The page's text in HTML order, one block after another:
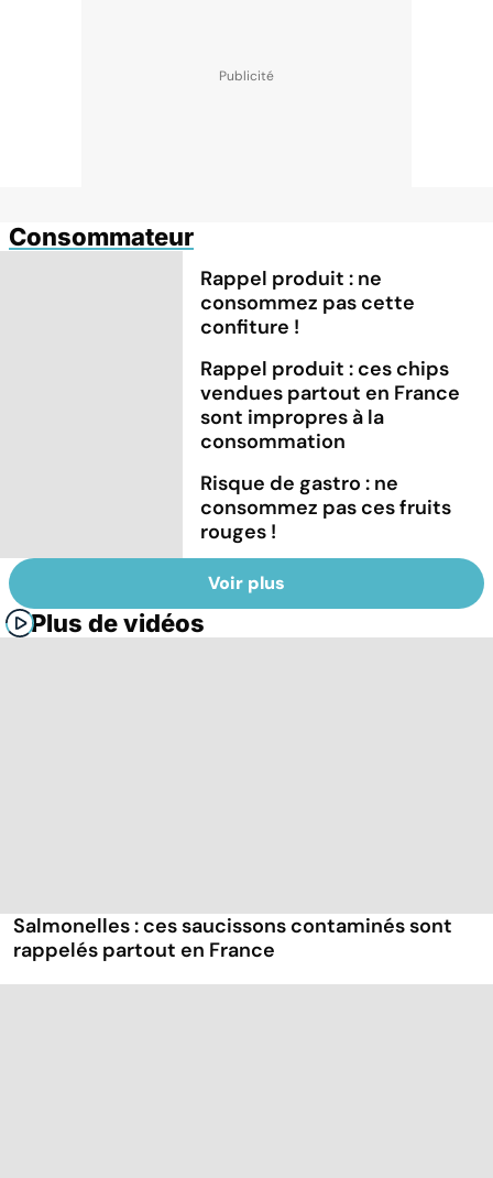
Consommateur
Rappel produit : ne
consommez pas cette
confiture !
Rappel produit : ces chips
vendues partout en France
sont impropres à la
consommation
Risque de gastro : ne
consommez pas ces fruits
rouges !
Voir plus
Plus de vidéos
Salmonelles : ces saucissons contaminés sont
rappelés partout en France